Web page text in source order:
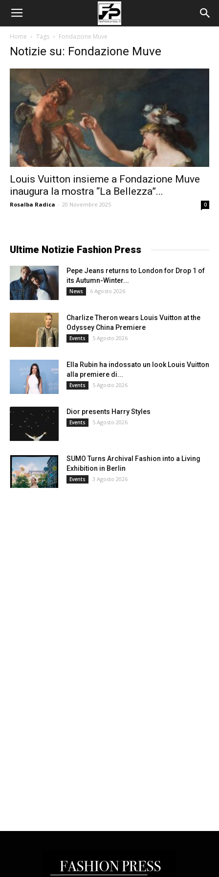
Home Tags Fondazione Muve
Notizie su: Fondazione Muve
Louis Vuitton insieme a Fondazione Muve
inaugura la mostra “La Bellezza”...
Rosalba Radica - 20 Novembre 2025 0
Ultime Notizie Fashion Press
Pepe Jeans returns to London for Drop 1 of
its Autumn-Winter...
News 6 Agosto 2026
Charlize Theron wears Louis Vuitton at the
Odyssey China Premiere
Events 5 Agosto 2026
Ella Rubin ha indossato un look Louis Vuitton
alla premiere di...
Events 5 Agosto 2026
Dior presents Harry Styles
Events 5 Agosto 2026
SUMO Turns Archival Fashion into a Living
Exhibition in Berlin
Events 3 Agosto 2026